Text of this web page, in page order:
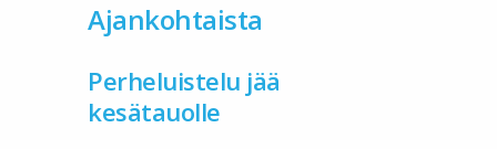
Ajankohtaista
Perheluistelu jää
kesätauolle